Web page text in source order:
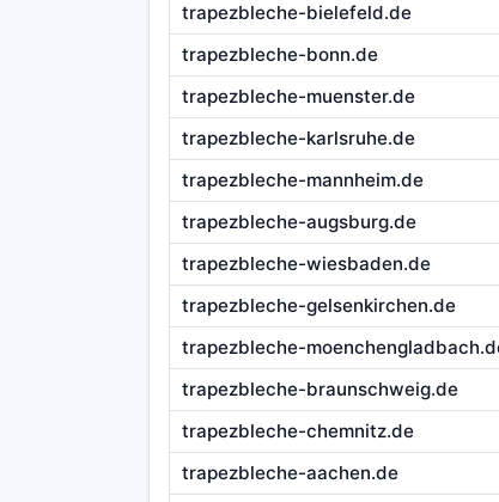
trapezbleche-bielefeld.de
trapezbleche-bonn.de
trapezbleche-muenster.de
trapezbleche-karlsruhe.de
trapezbleche-mannheim.de
trapezbleche-augsburg.de
trapezbleche-wiesbaden.de
trapezbleche-gelsenkirchen.de
trapezbleche-
trapezbleche-braunschweig.de
trapezbleche-chemnitz.de
trapezbleche-aachen.de